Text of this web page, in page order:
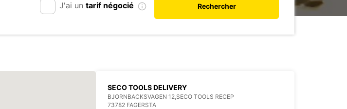
J'ai un tarif négocié Rechercher
SECO TOOLS DELIVERY
BJORNBACKSVAGEN 12,SECO TOOLS RECEP
73782 FAGERSTA